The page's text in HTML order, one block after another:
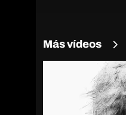
Más vídeos